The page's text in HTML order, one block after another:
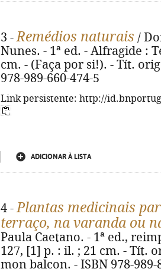
3 -Remédios naturais /
Nunes. - 1ª ed. - Alfragide :
cm. - (Faça por si!). - Tít.
978-989-660-474-5
Link persistente: http://
ADICIONAR À LISTA
4 -Plantas medicinais
terraço, na varanda ou
Paula Caetano. - 1ª ed.,
127, [1] p. : il. ; 21 cm. - Tít.
mon balcon. - ISBN 978-989-